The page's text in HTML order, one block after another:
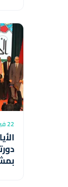
22 فبراير 2023